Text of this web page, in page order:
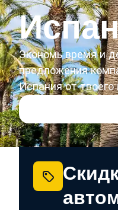
Экономь время и
предложения
Испания от твоего